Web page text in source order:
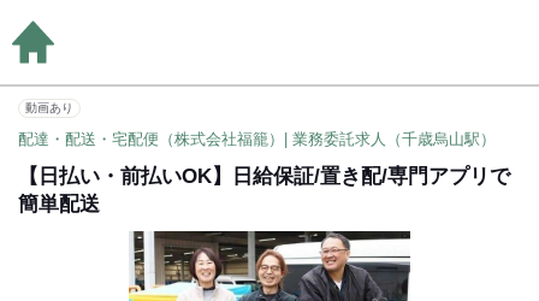
動画あり
配達・配送・宅配便（株式会社福籠）| 業務委託求人（千歳烏山駅）
【日払い・前払いOK】日給保証/置き配/専門アプリで
簡単配送